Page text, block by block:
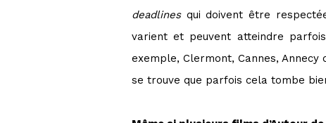
deadlines qui doivent être
varient et peuvent atteindre
exemple, Clermont, Cannes,
se trouve que parfois cela tombe